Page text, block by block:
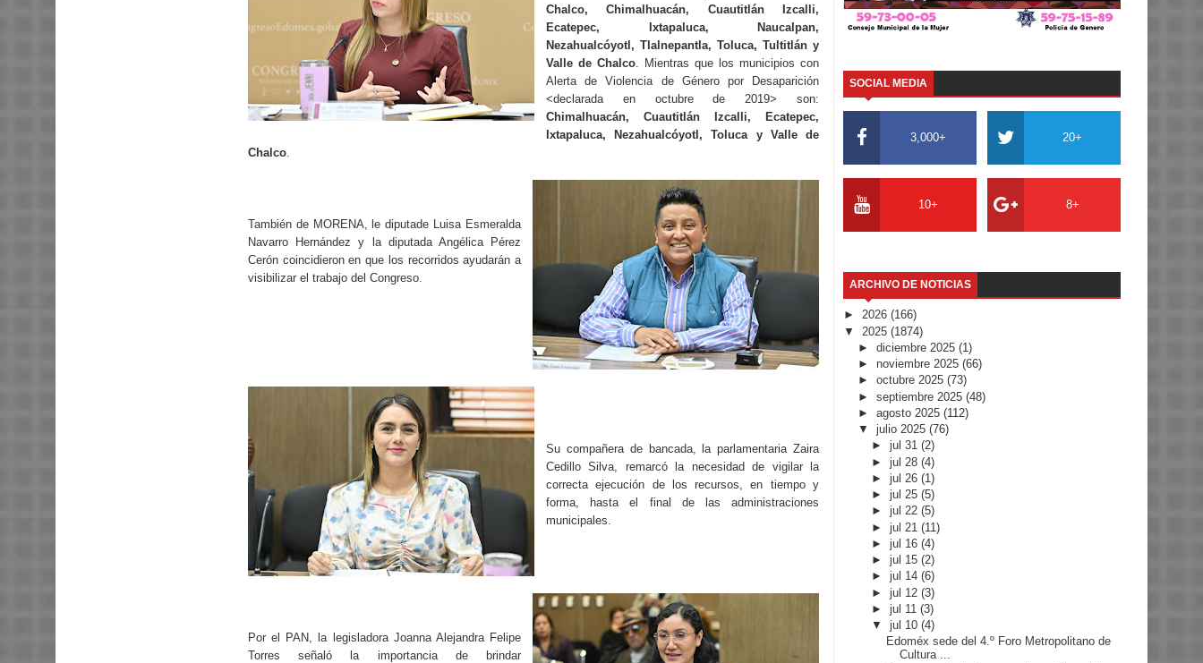
Chalco, Chimalhuacán, Cuautitlán Izcalli,
Ecatepec, Ixtapaluca, Naucalpan,
Nezahualcóyotl, Tlalnepantla, Toluca, Tultitlán y
Valle de Chalco. Mientras que los municipios con
Alerta de Violencia de Género por Desaparición
<declarada en octubre de 2019> son:
Chimalhuacán, Cuautitlán Izcalli, Ecatepec,
Ixtapaluca, Nezahualcóyotl, Toluca y Valle de
Chalco.
También de MORENA, le diputade Luisa Esmeralda
Navarro Hernández y la diputada Angélica Pérez
Cerón coincidieron en que los recorridos ayudarán a
visibilizar el trabajo del Congreso.
Su compañera de bancada, la parlamentaria Zaira
Cedillo Silva, remarcó la necesidad de vigilar la
correcta ejecución de los recursos, en tiempo y
forma, hasta el final de las administraciones
municipales.
Por el PAN, la legisladora Joanna Alejandra Felipe
Torres señaló la importancia de brindar
SOCIAL MEDIA
3,000+ 20+
10+ 8+
ARCHIVO DE NOTICIAS
► 2026 (166)
▼ 2025 (1874)
► diciembre 2025 (1)
► noviembre 2025 (66)
► octubre 2025 (73)
► septiembre 2025 (48)
► agosto 2025 (112)
▼ julio 2025 (76)
►jul 31(2)
►jul 28(4)
►jul 26(1)
►jul 25(5)
►jul 22(5)
►jul 21(11)
►jul 16(4)
►jul 15(2)
►jul 14(6)
►jul 12(3)
►jul 11(3)
▼jul 10(4)
Edoméx sede del 4.º Foro Metropolitano de
Cultura ...